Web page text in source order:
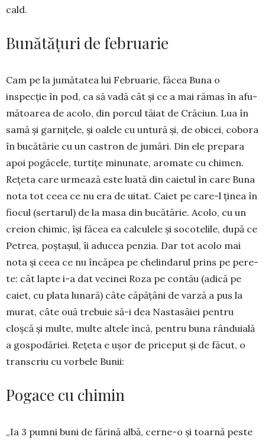
cald.
Bunătățuri de februarie
Cam pe la jumătatea lui Fe­brua­­rie, făcea Buna o
inspecție în pod, ca să vadă cât și ce a mai ră­mas în afu­
mă­toarea de acolo, din porcul tăiat de Crăciun. Lua în
sa­mă și garnițele, și oalele cu un­tură și, de obicei, cobora
în bucătărie cu un castron de jumări. Din ele pre­para
apoi pogăcele, turtițe minu­na­te, aromate cu chimen.
Rețeta care urmează este luată din caietul în care Buna
nota tot ceea ce nu era de uitat. Caiet pe care-l ținea în
fiocul (ser­tarul) de la masa din bu­că­tărie. Acolo, cu un
creion chimic, își făcea ea calculele și socotelile, după ce
Petrea, poștașul, îi aducea penzia. Dar tot acolo mai
nota și ceea ce nu încăpea pe chelindarul prins pe pere­
te: cât lapte i-a dat vecinei Roza pe con­tău (adică pe
caiet, cu plata luna­ră) câte căpățâni de varză a pus la
murat, câte ouă tre­buie să-i dea Nas­tasâiei pentru
cloșcă și multe, multe altele încă, pentru buna rânduială
a gospodă­riei. Rețeta e ușor de price­put și de făcut, o
transcriu cu vorbele Bunii:
Pogace cu chimin
„Ia 3 pumni buni de fărină albă, cer­ne-o și toarnă peste